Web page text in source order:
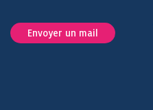
Envoyer un mail